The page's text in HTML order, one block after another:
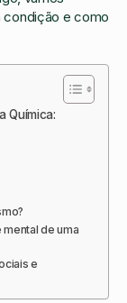
condição e como
Química:
de uma
e